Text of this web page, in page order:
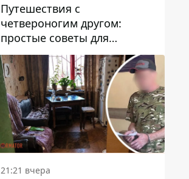
Путешествия с
четвероногим другом:
простые советы для
поездок с животными
21:21 вчера